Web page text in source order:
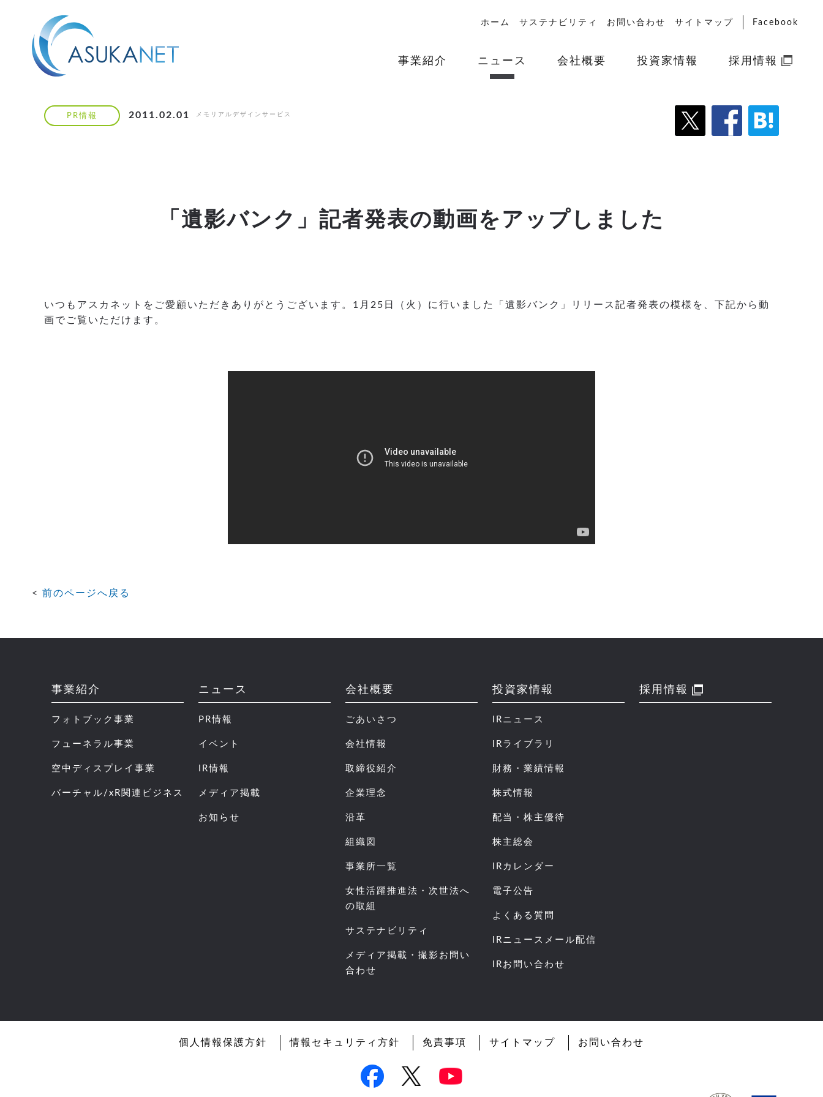
ホーム サステナビリティ お問い合わせ サイトマップ Facebook
事業紹介 ニュース 会社概要 投資家情報 採用情報
PR情報 2011.02.01 メモリアルデザインサービス
「遺影バンク」記者発表の動画をアップしました
いつもアスカネットをご愛顧いただきありがとうございます。1月25日（火）に行いました「遺影バンク」リリース記者発表の模様を、下記から動
画でご覧いただけます。
前のページへ戻る
事業紹介
フォトブック事業
フューネラル事業
空中ディスプレイ事業
バーチャル/xR関連ビジネス
ニュース
PR情報
イベント
IR情報
メディア掲載
お知らせ
会社概要
ごあいさつ
会社情報
取締役紹介
企業理念
沿革
組織図
事業所一覧
女性活躍推進法・次世法へ
の取組
サステナビリティ
メディア掲載・撮影お問い
合わせ
投資家情報
IRニュース
IRライブラリ
財務・業績情報
株式情報
配当・株主優待
株主総会
IRカレンダー
電子公告
よくある質問
IRニュースメール配信
IRお問い合わせ
採用情報
個人情報保護方針 情報セキュリティ方針 免責事項 サイトマップ お問い合わせ